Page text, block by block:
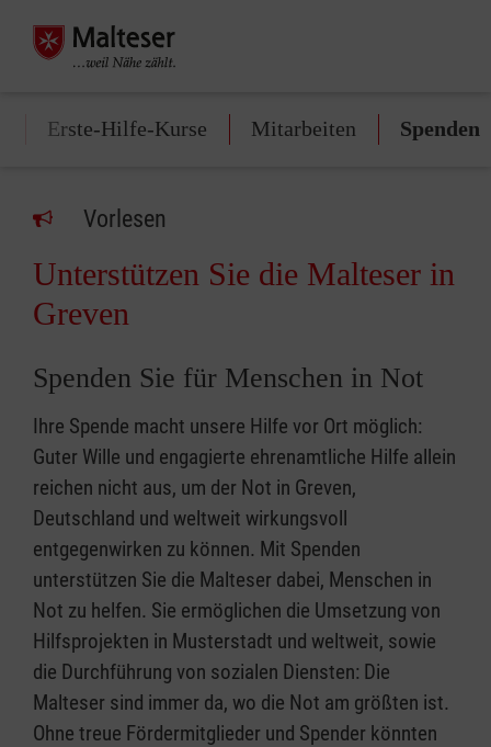
Erste-Hilfe-Kurse Mitarbeiten Spenden
Vorlesen
Unterstützen Sie die Malteser in
Greven
Spenden Sie für Menschen in Not
Ihre Spende macht unsere Hilfe vor Ort möglich:
Guter Wille und engagierte ehrenamtliche Hilfe allein
reichen nicht aus, um der Not in Greven,
Deutschland und weltweit wirkungsvoll
entgegenwirken zu können. Mit Spenden
unterstützen Sie die Malteser dabei, Menschen in
Not zu helfen. Sie ermöglichen die Umsetzung von
Hilfsprojekten in Musterstadt und weltweit, sowie
die Durchführung von sozialen Diensten: Die
Malteser sind immer da, wo die Not am größten ist.
Ohne treue Fördermitglieder und Spender könnten